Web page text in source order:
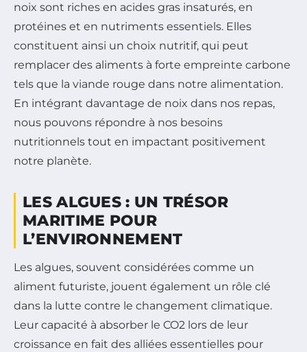
noix sont riches en acides gras insaturés, en
protéines et en nutriments essentiels. Elles
constituent ainsi un choix nutritif, qui peut
remplacer des aliments à forte empreinte carbone
tels que la viande rouge dans notre alimentation.
En intégrant davantage de noix dans nos repas,
nous pouvons répondre à nos besoins
nutritionnels tout en impactant positivement
notre planète.
LES ALGUES : UN TRÉSOR
MARITIME POUR
L’ENVIRONNEMENT
Les algues, souvent considérées comme un
aliment futuriste, jouent également un rôle clé
dans la lutte contre le changement climatique.
Leur capacité à absorber le CO2 lors de leur
croissance en fait des alliées essentielles pour